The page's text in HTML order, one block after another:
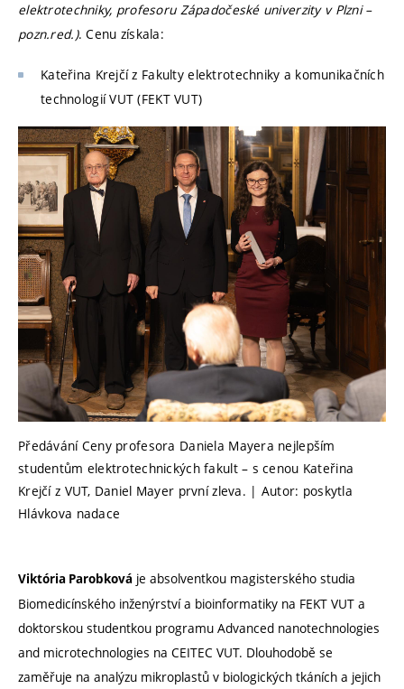
elektrotechniky, profesoru Západočeské univerzity v Plzni –
pozn.red.). Cenu získala:
Kateřina Krejčí z Fakulty elektrotechniky a komunikačních
technologií VUT (FEKT VUT)
Předávání Ceny profesora Daniela Mayera nejlepším
studentům elektrotechnických fakult – s cenou Kateřina
Krejčí z VUT, Daniel Mayer první zleva. | Autor: poskytla
Hlávkova nadace
Viktória Parobková je absolventkou magisterského studia
Biomedicínského inženýrství a bioinformatiky na FEKT VUT a
doktorskou studentkou programu Advanced nanotechnologies
and microtechnologies na CEITEC VUT. Dlouhodobě se
zaměřuje na analýzu mikroplastů v biologických tkáních a jejich